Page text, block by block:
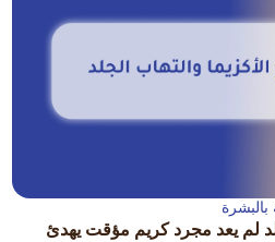
بالبشرة
لم يعد مجرد كريم مؤقت يهدئ